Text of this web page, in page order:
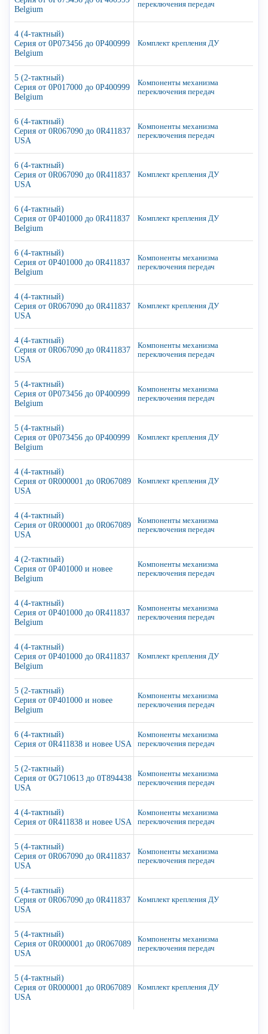
Belgium
переключения передач
4 (4-тактный)
Серия от 0P073456 до 0P400999
Belgium
Комплект крепления ДУ
5 (2-тактный)
Серия от 0P017000 до 0P400999
Belgium
Компоненты механизма
переключения передач
6 (4-тактный)
Серия от 0R067090 до 0R411837
USA
Компоненты механизма
переключения передач
6 (4-тактный)
Серия от 0R067090 до 0R411837
USA
Комплект крепления ДУ
6 (4-тактный)
Серия от 0P401000 до 0R411837
Belgium
Комплект крепления ДУ
6 (4-тактный)
Серия от 0P401000 до 0R411837
Belgium
Компоненты механизма
переключения передач
4 (4-тактный)
Серия от 0R067090 до 0R411837
USA
Комплект крепления ДУ
4 (4-тактный)
Серия от 0R067090 до 0R411837
USA
Компоненты механизма
переключения передач
5 (4-тактный)
Серия от 0P073456 до 0P400999
Belgium
Компоненты механизма
переключения передач
5 (4-тактный)
Серия от 0P073456 до 0P400999
Belgium
Комплект крепления ДУ
4 (4-тактный)
Серия от 0R000001 до 0R067089
USA
Комплект крепления ДУ
4 (4-тактный)
Серия от 0R000001 до 0R067089
USA
Компоненты механизма
переключения передач
4 (2-тактный)
Серия от 0P401000 и новее
Belgium
Компоненты механизма
переключения передач
4 (4-тактный)
Серия от 0P401000 до 0R411837
Belgium
Компоненты механизма
переключения передач
4 (4-тактный)
Серия от 0P401000 до 0R411837
Belgium
Комплект крепления ДУ
5 (2-тактный)
Серия от 0P401000 и новее
Belgium
Компоненты механизма
переключения передач
6 (4-тактный)
Серия от 0R411838 и новее USA
Компоненты механизма
переключения передач
5 (2-тактный)
Серия от 0G710613 до 0T894438
USA
Компоненты механизма
переключения передач
4 (4-тактный)
Серия от 0R411838 и новее USA
Компоненты механизма
переключения передач
5 (4-тактный)
Серия от 0R067090 до 0R411837
USA
Компоненты механизма
переключения передач
5 (4-тактный)
Серия от 0R067090 до 0R411837
USA
Комплект крепления ДУ
5 (4-тактный)
Серия от 0R000001 до 0R067089
USA
Компоненты механизма
переключения передач
5 (4-тактный)
Серия от 0R000001 до 0R067089
USA
Комплект крепления ДУ